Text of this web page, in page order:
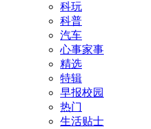
科玩
科普
汽车
心事家事
精选
特辑
早报校园
热门
生活贴士